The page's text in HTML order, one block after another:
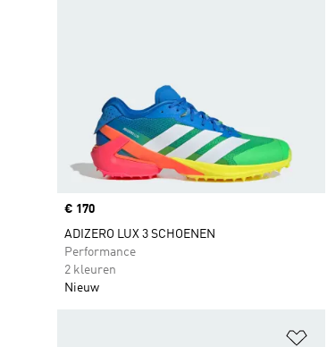
Price
€ 170
ADIZERO LUX 3 SCHOENEN
Performance
2 kleuren
Nieuw